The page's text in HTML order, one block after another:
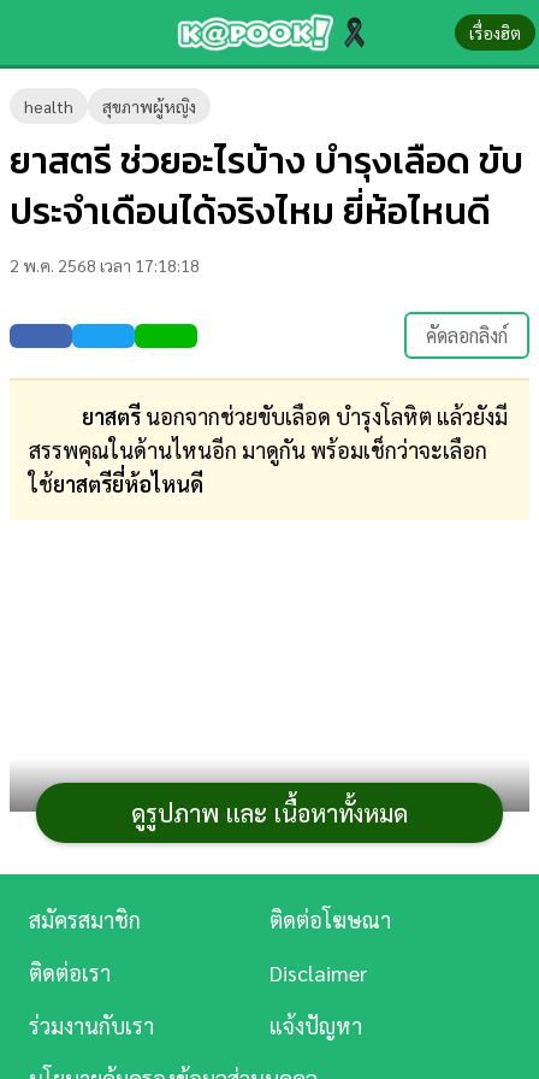
เรื่องฮิต
health สุขภาพผู้หญิง
ยาสตรี ช่วยอะไรบ้าง บำรุงเลือด ขับ
ประจำเดือนได้จริงไหม ยี่ห้อไหนดี
2 พ.ค. 2568 เวลา 17:18:18
คัดลอกลิงก์
ยาสตรี นอกจากช่วยขับเลือด บำรุงโลหิต แล้วยังมี
สรรพคุณในด้านไหนอีก มาดูกัน พร้อมเช็กว่าจะเลือก
ใช้ยาสตรียี่ห้อไหนดี
ยาสตรีส่วนใหญ่ที่เราเข้าใจกันคือ เป็นยาขับเลือด ยา
บำรุงเลือด
ทำให้เลือดลมไหลเวียนดี อีกทั้งยังช่วยแก้ประจำ
เดือนมาไม่ปกติ ทว่าภายใต้ความเข้าใจนี้ก็ยังมีข้อสงสัยใน
สตรีที่สาว ๆ หลายคนไม่กระจ่างอีกมากมาย ดังนั้น เพื่อให้
สรรพคุณ ข้อควรระวัง รวมไปถึงเช็กลิสต์ยาสตรียี่ห้อต่าง ๆ
กันค่ะ
ดูรูปภาพ และ เนื้อหาทั้งหมด
ข่าว-
ความ
รู้
บันเทิง
ตรวจ
ผล
บอล
สด
บันเทิง
ดู
Music
สมัครสมาชิก
ติดต่อโฆษณา
ติดต่อเรา
Disclaimer
ร่วมงานกับเรา
แจ้งปัญหา